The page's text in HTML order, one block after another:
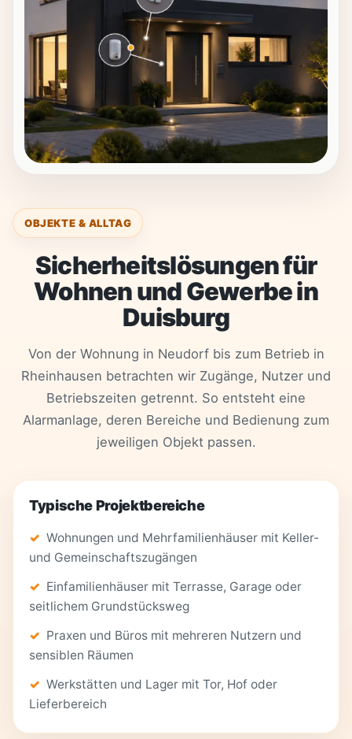
OBJEKTE & ALLTAG
Sicherheitslösungen für
Wohnen und Gewerbe in
Duisburg
Von der Wohnung in Neudorf bis zum Betrieb in
Rheinhausen betrachten wir Zugänge, Nutzer und
Betriebszeiten getrennt. So entsteht eine
Alarmanlage, deren Bereiche und Bedienung zum
jeweiligen Objekt passen.
Typische Projektbereiche
Wohnungen und Mehrfamilienhäuser mit Keller-
und Gemeinschaftszugängen
Einfamilienhäuser mit Terrasse, Garage oder
seitlichem Grundstücksweg
Praxen und Büros mit mehreren Nutzern und
sensiblen Räumen
Werkstätten und Lager mit Tor, Hof oder
Lieferbereich